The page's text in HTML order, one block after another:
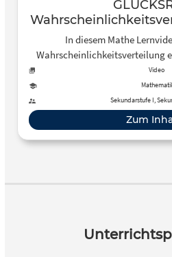
erstellen,
–
In diesem Mathe
Wahrscheinlichkeitsverteilung
erkläre euch an
Video
Sekundarstufe I,
Zum